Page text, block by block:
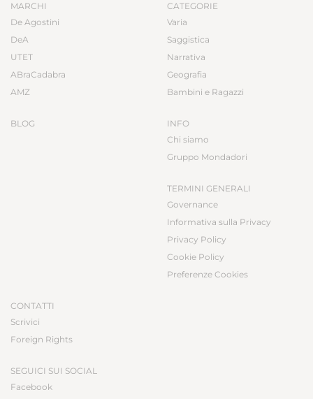
MARCHI
De Agostini
DeA
UTET
ABraCadabra
AMZ
BLOG
CATEGORIE
Varia
Saggistica
Narrativa
Geografia
Bambini e Ragazzi
INFO
Chi siamo
Gruppo Mondadori
TERMINI GENERALI
Governance
Informativa sulla Privacy
Privacy Policy
Cookie Policy
Preferenze Cookies
CONTATTI
Scrivici
Foreign Rights
SEGUICI SUI SOCIAL
Facebook